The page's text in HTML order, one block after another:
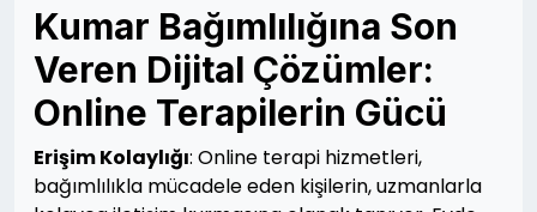
Kumar Bağımlılığına Son
Veren Dijital Çözümler:
Online Terapilerin Gücü
Erişim Kolaylığı: Online terapi hizmetleri,
bağımlılıkla mücadele eden kişilerin, uzmanlarla